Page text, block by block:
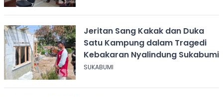
Jeritan Sang Kakak dan Duka
Satu Kampung dalam Tragedi
Kebakaran Nyalindung Sukabumi
SUKABUMI